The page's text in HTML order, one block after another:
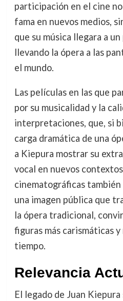
participación en el cine
fama en nuevos medios,
que su música llegara a
llevando la ópera a las
el mundo.
Las películas en las que
por su musicalidad y la
interpretaciones, que, si
carga dramática de una
a Kiepura mostrar su
vocal en nuevos
cinematográficas
una imagen pública que
la ópera tradicional,
figuras más carismáticas
tiempo.
Relevancia
El legado de Juan